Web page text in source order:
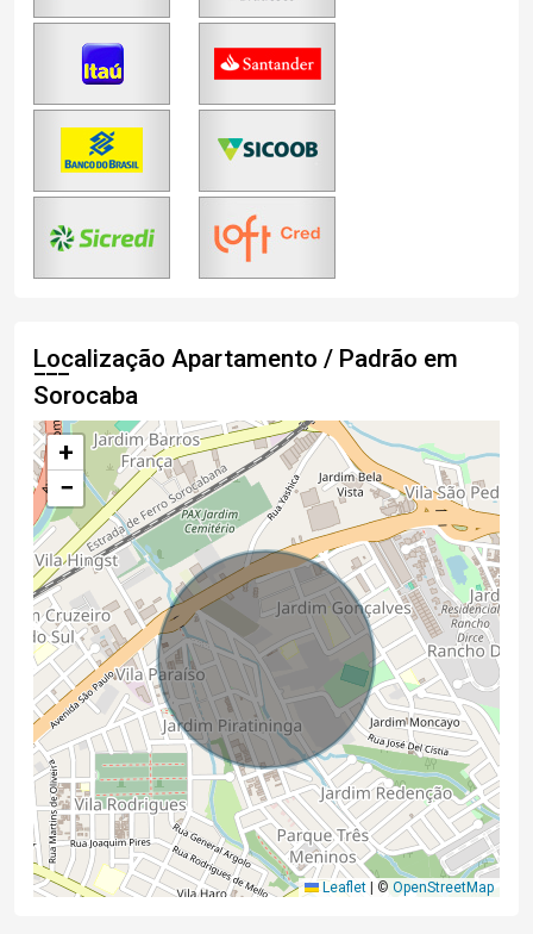
Localização Apartamento / Padrão em
Sorocaba
+
−
Leaflet © OpenStreetMap